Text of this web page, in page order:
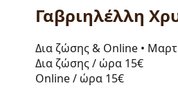
Γαβριηλέλλη
Δια ζώσης & Online •
Δια ζώσης / ώρα 15€
Online / ώρα 15€